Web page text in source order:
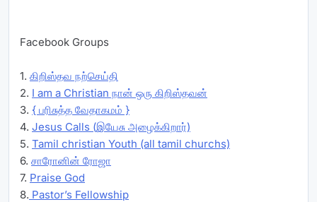
Facebook Groups
1. கிறிஸ்தவ நற்செய்தி
2. I am a Christian நான் ஒரு கிறிஸ்தவன்
3. { பரிசுத்த வேதாகமம் }
4. Jesus Calls (இயேசு அழைக்கிறார்)
5. Tamil christian Youth (all tamil churchs)
6. சாரோனின் ரோஜா
7. Praise God
8. Pastor’s Fellowship